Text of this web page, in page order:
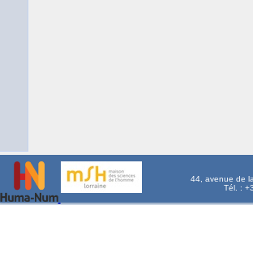
44, avenue de
Tél. :